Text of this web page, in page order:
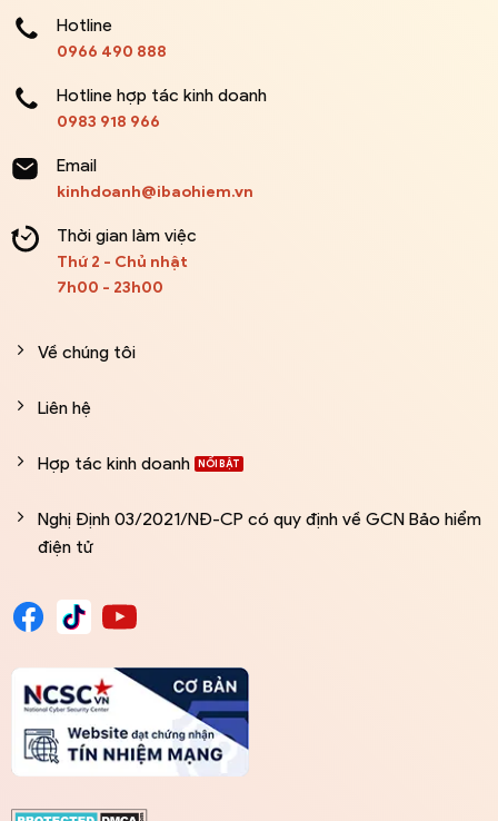
Hotline
0966 490 888
Hotline hợp tác kinh doanh
0983 918 966
Email
kinhdoanh@ibaohiem.vn
Thời gian làm việc
Thứ 2 - Chủ nhật
7h00 - 23h00
Về chúng tôi
Liên hệ
Hợp tác kinh doanh
Nghị Định 03/2021/NĐ-CP có quy định về GCN Bảo hiểm
điện tử